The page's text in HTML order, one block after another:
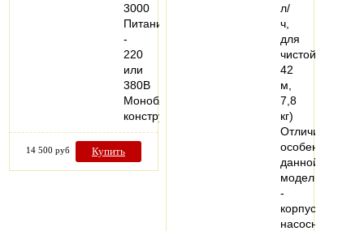
3000
Питание
-
220
или
380В
Моноблочная
конструкция…
14 500 руб Купить
л/
ч,
для
чистой,
42
м,
7,8
кг)
Отличительная
особенность
данной
модели
-
корпус
насосной